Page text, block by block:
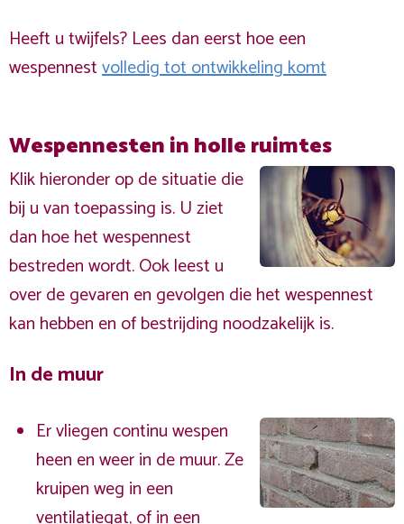
Heeft u twijfels? Lees dan eerst hoe een
wespennestvolledig tot ontwikkeling komt
Wespennesten in holle ruimtes
Klik hieronder op de situatie die
bij u van toepassing is. U ziet
dan hoe het wespennest
bestreden wordt. Ook leest u
over de gevaren en gevolgen die het wespennest
kan hebben en of bestrijding noodzakelijk is.
In de muur
Er vliegen continu wespen
heen en weer in de muur. Ze
kruipen weg in een